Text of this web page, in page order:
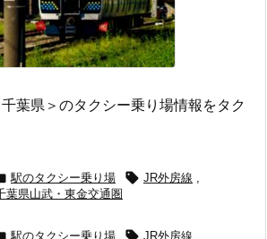
葉県＞のタクシー乗り場情報をタク
駅のタクシー乗り場  JR外房線 ,
葉県山武・東金交通圏
駅のタクシー乗り場  JR外房線